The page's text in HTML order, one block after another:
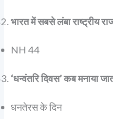
भारत में सबसे लंबा राष्ट्रीय
NH 44
‘धन्वंतरि दिवस’ कब मनाया
धनतेरस के दिन